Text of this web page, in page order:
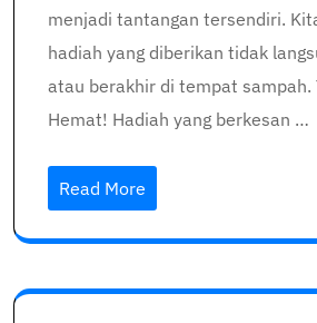
menjadi tantangan tersendiri.
hadiah yang diberikan tidak
atau berakhir di tempat sampah.
Hemat! Hadiah yang berkesan …
Read More